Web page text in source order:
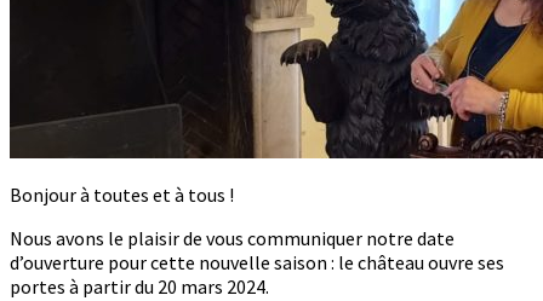
Bonjour à toutes et à tous !
Nous avons le plaisir de vous communiquer notre date
d’ouverture pour cette nouvelle saison : le château ouvre ses
portes à partir du 20 mars 2024.